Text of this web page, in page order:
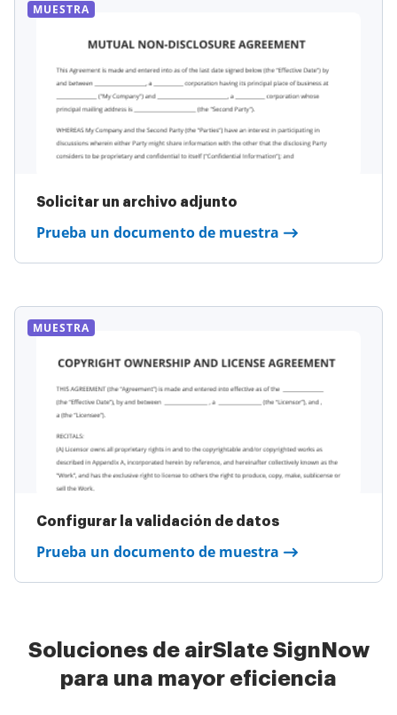
MUESTRA
Solicitar un archivo adjunto
Prueba un documento de muestra
MUESTRA
Configurar la validación de datos
Prueba un documento de muestra
Soluciones de airSlate SignNow
para una mayor eficiencia